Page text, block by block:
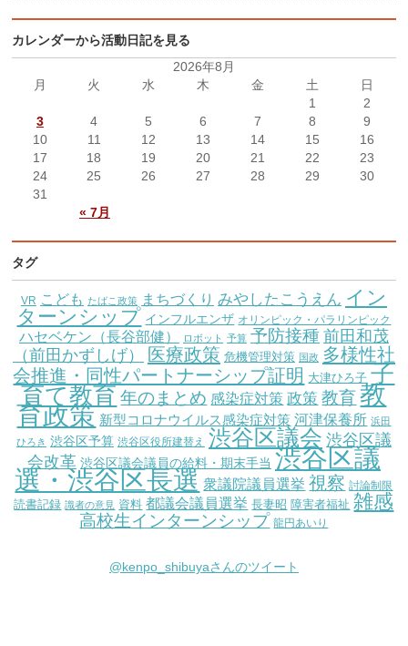
カレンダーから活動日記を見る
2026年8月
月
火 水 木 金 土 日
« 7月
1
2
3
4 5 6 7 8
9
10
11 12 13 14 15
16
17
18 19 20 21 22
23
24
25 26 27 28 29
30
31
タグ
VR こども たばこ政策 まちづくり みやしたこうえん イン
ターンシップ インフルエンザ オリンピック・パラリンピック
ハセベケン（長谷部健） ロボット 予算 予防接種 前田和茂
（前田かずしげ）
医療政策 危機管理対策 国政 多様性社
会推進・同性パートナーシップ証明 大津ひろ子 子
育て教育 年のまとめ 感染症対策 政策 教育 教
育政策 新型コロナウイルス感染症対策 河津保養所 浜田
ひろき 渋谷区予算 渋谷区役所建替え 渋谷区議会 渋谷区議
会改革 渋谷区議会議員の給料・期末手当 渋谷区議
選・渋谷区長選 衆議院議員選挙 視察 討論制限
読書記録 識者の意見 資料 都議会議員選挙 長妻昭 障害者福祉 雑感
高校生インターンシップ 龍円あいり
@kenpo_shibuyaさんのツイート